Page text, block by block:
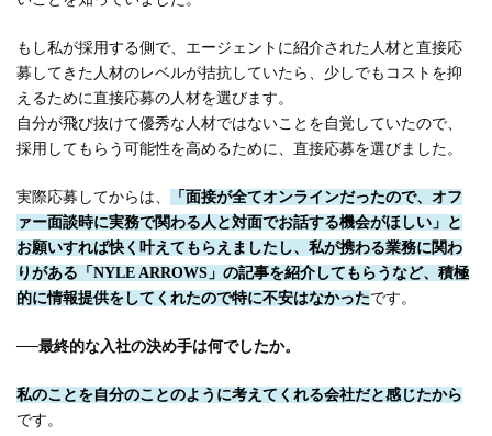
もし私が採用する側で、エージェントに紹介された人材と直接応
募してきた人材のレベルが拮抗していたら、少しでもコストを抑
えるために直接応募の人材を選びます。
自分が飛び抜けて優秀な人材ではないことを自覚していたので、
採用してもらう可能性を高めるために、直接応募を選びました。
実際応募してからは、
「面接が全てオンラインだったので、オフ
ァー面談時に実務で関わる人と対面でお話する機会がほしい」と
お願いすれば快く叶えてもらえましたし、私が携わる業務に関わ
りがある「NYLE ARROWS」の記事を紹介してもらうなど、積極
的に情報提供をしてくれたので特に不安はなかったです。
──最終的な入社の決め手は何でしたか。
私のことを自分のことのように考えてくれる会社だと感じたから
です。